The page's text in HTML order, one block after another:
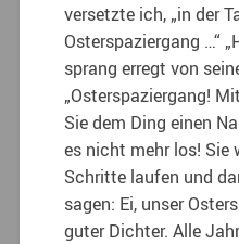
versetzte ich, „in der
Osterspaziergang …“
sprang erregt von
„Osterspaziergang!
Sie dem Ding einen
es nicht mehr los! Sie
Schritte laufen und
sagen: Ei, unser
guter Dichter. Alle